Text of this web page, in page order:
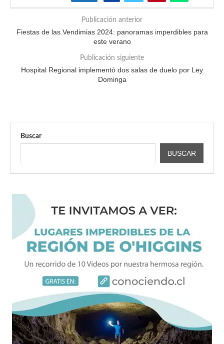
Publicación anterior
Fiestas de las Vendimias 2024: panoramas imperdibles para
este verano
Publicación siguiente
Hospital Regional implementó dos salas de duelo por Ley
Dominga
Buscar
BUSCAR